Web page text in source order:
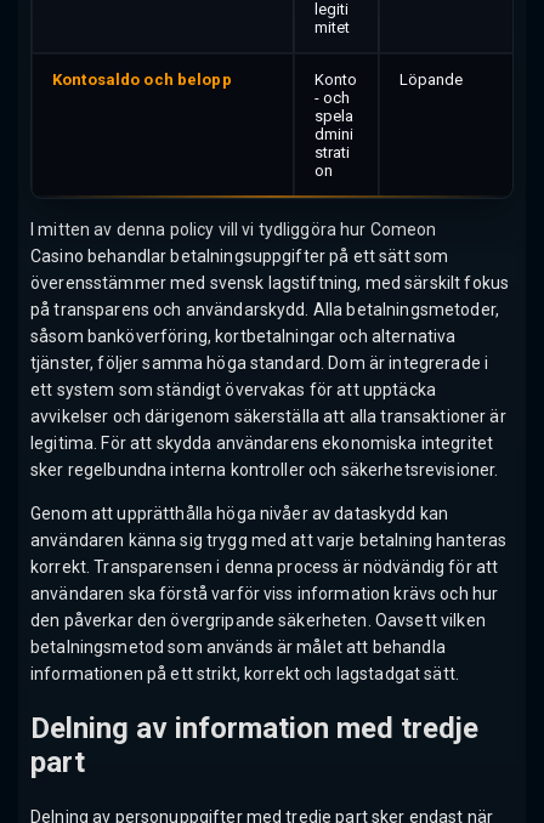
legiti
mitet
Kontosaldo och belopp
Konto
- och
spela
dmini
strati
on
Löpande
I mitten av denna policy vill vi tydliggöra hur Comeon
Casino behandlar betalningsuppgifter på ett sätt som
överensstämmer med svensk lagstiftning, med särskilt fokus
på transparens och användarskydd. Alla betalningsmetoder,
såsom banköverföring, kortbetalningar och alternativa
tjänster, följer samma höga standard. Dom är integrerade i
ett system som ständigt övervakas för att upptäcka
avvikelser och därigenom säkerställa att alla transaktioner är
legitima. För att skydda användarens ekonomiska integritet
sker regelbundna interna kontroller och säkerhetsrevisioner.
Genom att upprätthålla höga nivåer av dataskydd kan
användaren känna sig trygg med att varje betalning hanteras
korrekt. Transparensen i denna process är nödvändig för att
användaren ska förstå varför viss information krävs och hur
den påverkar den övergripande säkerheten. Oavsett vilken
betalningsmetod som används är målet att behandla
informationen på ett strikt, korrekt och lagstadgat sätt.
Delning av information med tredje
part
Delning av personuppgifter med tredje part sker endast när